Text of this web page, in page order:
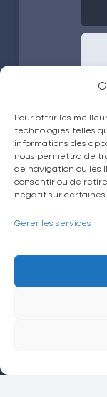
Pour offrir les
technologies telles
informations des
nous permettra de
de navigation ou les
consentir ou de
négatif sur
Gérer les services